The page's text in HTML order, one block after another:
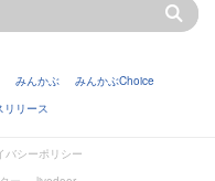
みんかぶ
みんかぶChoice
リリース
バシーポリシー